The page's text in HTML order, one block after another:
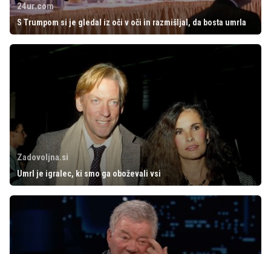
24ur.com
S Trumpom si je gledal iz oči v oči in razmišljal, da bosta umrla
Zadovoljna.si
Umrl je igralec, ki smo ga oboževali vsi